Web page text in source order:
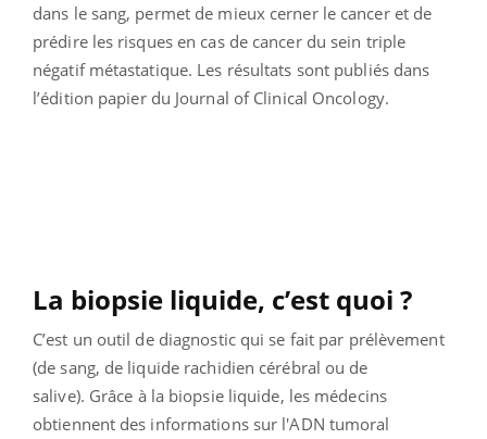
dans le sang, permet de mieux cerner le cancer et de
prédire les risques en cas de cancer du sein triple
négatif métastatique. Les résultats sont publiés dans
l’édition papier du Journal of Clinical Oncology.
La biopsie liquide, c’est quoi ?
C’est un outil de diagnostic qui se fait par prélèvement
(de sang, de liquide rachidien cérébral ou de
salive). Grâce à la biopsie liquide, les médecins
obtiennent des informations sur l'ADN tumoral